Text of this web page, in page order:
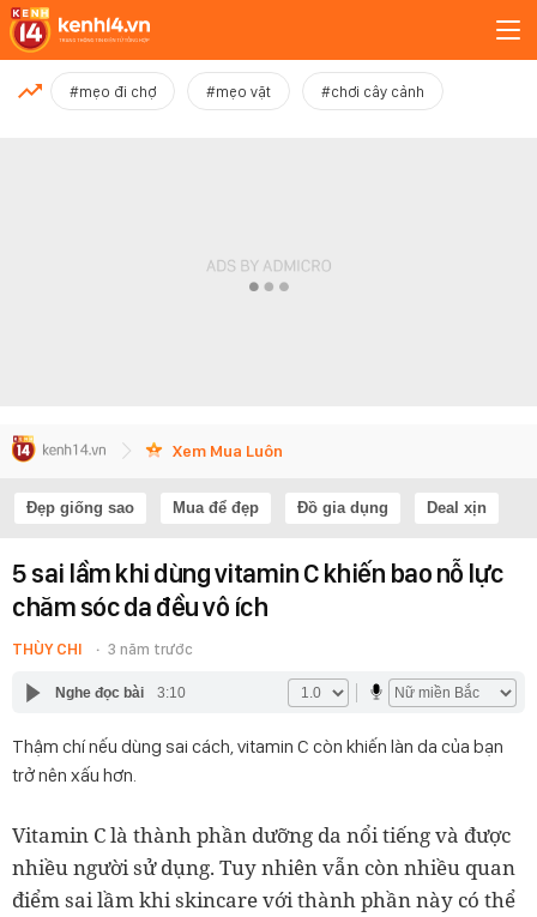
MỚI NHẤT
#mẹo đi chợ #mẹo vặt #chơi cây cảnh
Xem Mua Luôn
Đẹp giống sao Mua để đẹp Đồ gia dụng Deal xịn
5 sai lầm khi dùng vitamin C khiến bao nỗ lực
chăm sóc da đều vô ích
THÙY CHI 3 năm trước
Nghe đọc bài 3:10
Thậm chí nếu dùng sai cách, vitamin C còn khiến làn da của bạn
trở nên xấu hơn.
Vitamin C là thành phần dưỡng da nổi tiếng và được
nhiều người sử dụng. Tuy nhiên vẫn còn nhiều quan
điểm sai lầm khi skincare với thành phần này có thể